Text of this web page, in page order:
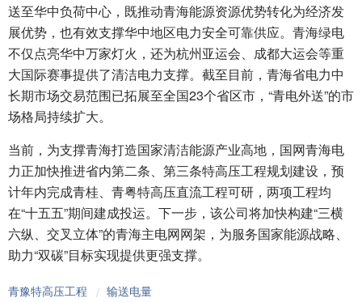
送至华中负荷中心，既推动青海能源资源优势转化为经济发
展优势，也有效支撑华中地区电力安全可靠供应。青海绿电
不仅点亮华中万家灯火，还为杭州亚运会、成都大运会等重
大国际赛事提供了清洁电力支撑。截至目前，青海省电力中
长期市场交易范围已拓展至全国23个省区市，“青电外送”的市
场格局持续扩大。
当前，为支撑青海打造国家清洁能源产业高地，国网青海电
力正加快推进省内第二条、第三条特高压工程规划建设，预
计年内完成青桂、青粤特高压直流工程可研，两项工程均
在“十五五”期间建成投运。下一步，该公司将加快构建“三横
六纵、交叉立体”的青海主电网网架，为服务国家能源战略、
助力“双碳”目标实现提供更强支撑。
青豫特高压工程 / 输送电量